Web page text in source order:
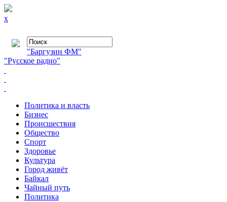
x
"Баргузин ФМ"
"Русское радио"
Политика и власть
Бизнес
Происшествия
Общество
Cпорт
Здоровье
Культура
Город живёт
Байкал
Чайный путь
Политика